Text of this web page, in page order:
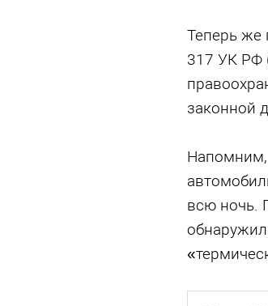
Теперь же
317 УК РФ
законной
Напомним,
всю ночь.